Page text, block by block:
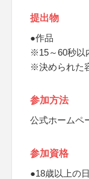
提出物
●作品
※15～60秒以
※決められた
参加方法
公式ホームペ
参加資格
●18歳以上の